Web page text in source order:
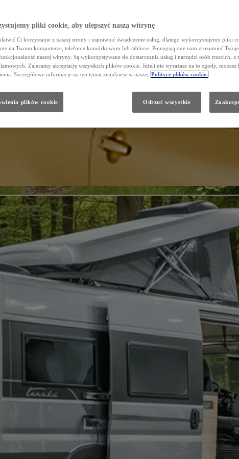
pliki cookie, aby ulepszyć naszą witrynę
Ci korzystanie z naszej strony i usprawnić świadczenie usług, dlatego wykorzystujemy pliki
na Twoim komputerze, telefonie komórkowym lub tablecie. Pomagają one nam zrozumieć
naszej witryny. Są wykorzystywane do dostarczania usług i narzędzi osób trzecich, a
Zalecamy akceptację wszystkich plików cookie. Jeżeli nie wyrażasz na to zgody, możesz
Szczegółowe informacje na ten temat znajdziesz w naszej Polityce plików cookie.
plików cookie Odrzuć wszystkie